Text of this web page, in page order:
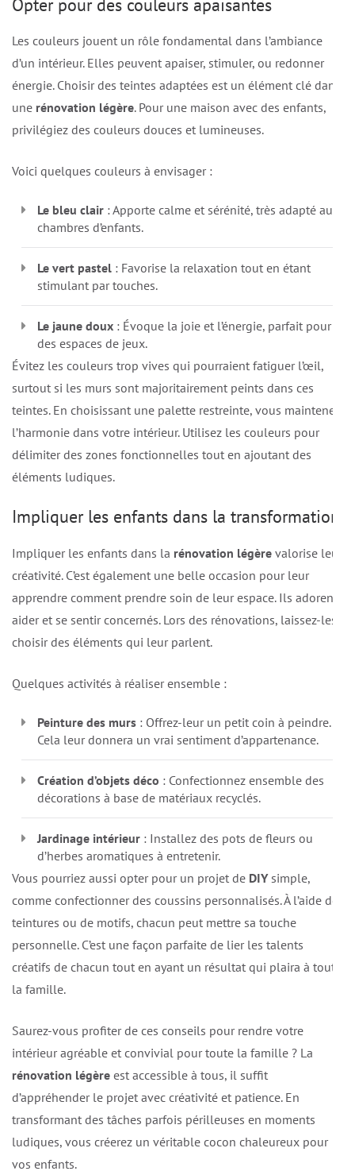
Opter pour des couleurs apaisantes
Les couleurs jouent un rôle fondamental dans l’ambiance
d’un intérieur. Elles peuvent apaiser, stimuler, ou redonner
énergie. Choisir des teintes adaptées est un élément clé dans
une rénovation légère. Pour une maison avec des enfants,
privilégiez des couleurs douces et lumineuses.
Voici quelques couleurs à envisager :
Le bleu clair : Apporte calme et sérénité, très adapté aux
chambres d’enfants.
Le vert pastel : Favorise la relaxation tout en étant
stimulant par touches.
Le jaune doux : Évoque la joie et l’énergie, parfait pour
des espaces de jeux.
Évitez les couleurs trop vives qui pourraient fatiguer l’œil,
surtout si les murs sont majoritairement peints dans ces
teintes. En choisissant une palette restreinte, vous maintenez
l’harmonie dans votre intérieur. Utilisez les couleurs pour
délimiter des zones fonctionnelles tout en ajoutant des
éléments ludiques.
Impliquer les enfants dans la transformation
Impliquer les enfants dans la rénovation légère valorise leur
créativité. C’est également une belle occasion pour leur
apprendre comment prendre soin de leur espace. Ils adorent
aider et se sentir concernés. Lors des rénovations, laissez-les
choisir des éléments qui leur parlent.
Quelques activités à réaliser ensemble :
Peinture des murs : Offrez-leur un petit coin à peindre.
Cela leur donnera un vrai sentiment d’appartenance.
Création d’objets déco : Confectionnez ensemble des
décorations à base de matériaux recyclés.
Jardinage intérieur : Installez des pots de fleurs ou
d’herbes aromatiques à entretenir.
Vous pourriez aussi opter pour un projet de DIYsimple,
comme confectionner des coussins personnalisés. À l’aide de
teintures ou de motifs, chacun peut mettre sa touche
personnelle. C’est une façon parfaite de lier les talents
créatifs de chacun tout en ayant un résultat qui plaira à toute
la famille.
Saurez-vous profiter de ces conseils pour rendre votre
intérieur agréable et convivial pour toute la famille ? La
rénovation légère est accessible à tous, il suffit
d’appréhender le projet avec créativité et patience. En
transformant des tâches parfois périlleuses en moments
ludiques, vous créerez un véritable cocon chaleureux pour
vos enfants.